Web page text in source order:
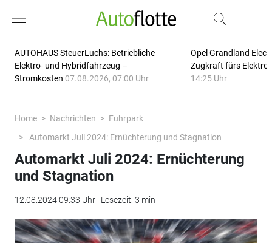
AUTOHAUS SteuerLuchs: Betriebliche
Elektro- und Hybridfahrzeug –
Stromkosten 07.08.2026, 07:00 Uhr
Opel Grandland
Zugkraft fürs
14:25 Uhr
Home Nachrichten
Fuhrpark
Automarkt Juli 2024: Ernüchterung und Stagnation
Automarkt Juli 2024: Ernüchterung
und Stagnation
12.08.2024 09:33 Uhr | Lesezeit: 3 min